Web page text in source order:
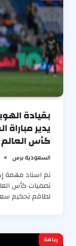
بقيادة
يدير
كأس العالم 2026
السعودية برس
تم اسناد مهمة
لطاقم تحكيم
رياضة